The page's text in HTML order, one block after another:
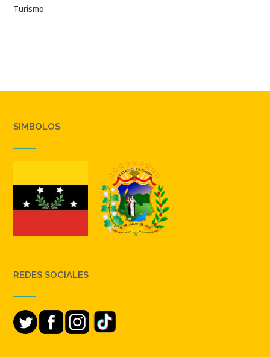
Turismo
SIMBOLOS
REDES SOCIALES